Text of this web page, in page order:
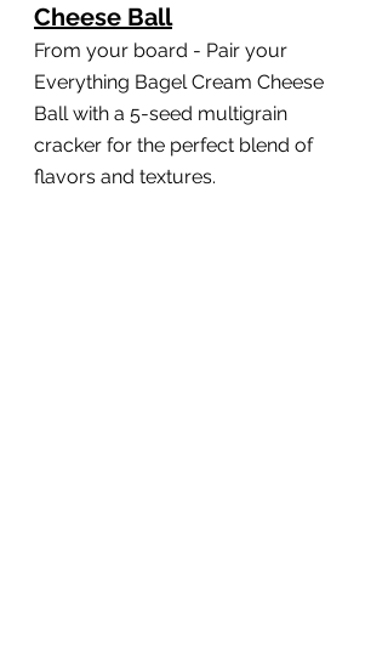
Cheese Ball
From your board - Pair your
Everything Bagel Cream Cheese
Ball with a 5-seed multigrain
cracker for the perfect blend of
flavors and textures.